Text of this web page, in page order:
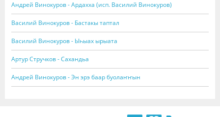
Андрей Винокуров - Ардахха (исп. Василий Винокуров)
Василий Винокуров - Бастакы таптал
Василий Винокуров - Ыһыах ырыата
Артур Стручков - Сахандьа
Андрей Винокуров - Эн эрэ баар буолаҥҥын